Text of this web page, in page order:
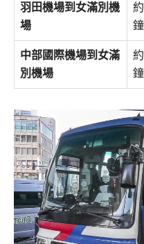
羽田機場到女滿別機
場
鐘
中部國際機場到女滿
別機場
鐘